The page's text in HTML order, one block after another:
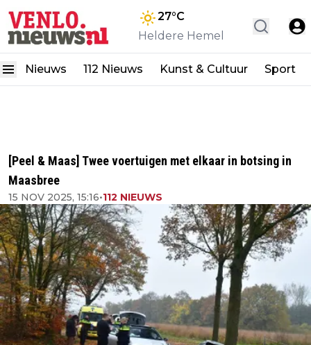
27°C
Heldere Hemel
Nieuws 112 Nieuws Kunst & Cultuur Sport
[Peel & Maas] Twee voertuigen met elkaar in botsing in
Maasbree
15 NOV 2025, 15:16•112 NIEUWS